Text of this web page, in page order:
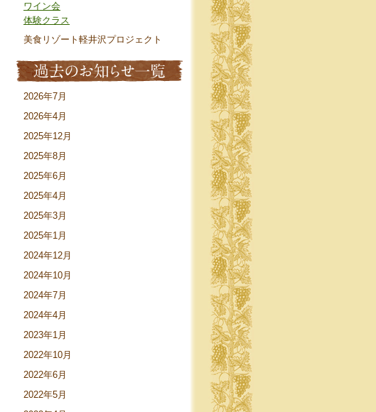
ワイン会
体験クラス
美食リゾート軽井沢プロジェクト
2026年7月
2026年4月
2025年12月
2025年8月
2025年6月
2025年4月
2025年3月
2025年1月
2024年12月
2024年10月
2024年7月
2024年4月
2023年1月
2022年10月
2022年6月
2022年5月